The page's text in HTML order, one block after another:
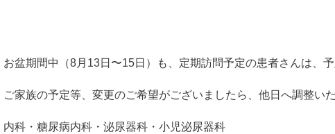
お盆期間中（8月13日〜15日）も、定期訪問予定の患者さんは、予
ご家族の予定等、変更のご希望がございましたら、他日へ調整い
内科・糖尿病内科・泌尿器科・小児泌尿器科